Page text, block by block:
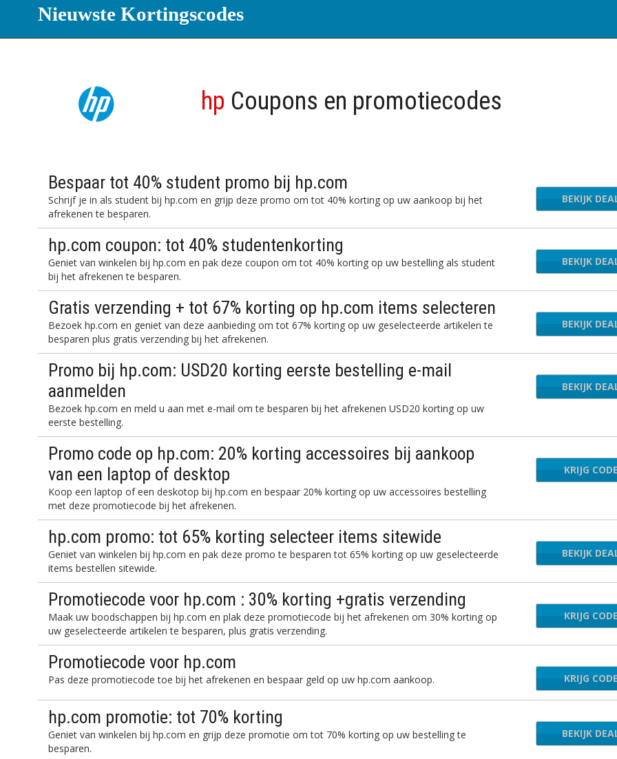
Nieuwste Kortingscodes
hp Coupons en promotiecodes
Bespaar tot 40% student promo bij hp.com
Schrijf je in als student bij hp.com en grijp deze promo om tot 40% korting op uw aankoop bij het
afrekenen te besparen.
BEKIJK
hp.com coupon: tot 40% studentenkorting
Geniet van winkelen bij hp.com en pak deze coupon om tot 40% korting op uw bestelling als student
bij het afrekenen te besparen.
BEKIJK
Gratis verzending + tot 67% korting op hp.com items selecteren
Bezoek hp.com en geniet van deze aanbieding om tot 67% korting op uw geselecteerde artikelen te
besparen plus gratis verzending bij het afrekenen.
BEKIJK
Promo bij hp.com: USD20 korting eerste bestelling e-mail
aanmelden
Bezoek hp.com en meld u aan met e-mail om te besparen bij het afrekenen USD20 korting op uw
eerste bestelling.
BEKIJK
Promo code op hp.com: 20% korting accessoires bij aankoop
van een laptop of desktop
Koop een laptop of een deskotop bij hp.com en bespaar 20% korting op uw accessoires bestelling
met deze promotiecode bij het afrekenen.
KRIJG CODE
hp.com promo: tot 65% korting selecteer items sitewide
Geniet van winkelen bij hp.com en pak deze promo te besparen tot 65% korting op uw geselecteerde
items bestellen sitewide.
BEKIJK
Promotiecode voor hp.com : 30% korting +gratis verzending
Maak uw boodschappen bij hp.com en plak deze promotiecode bij het afrekenen om 30% korting op
uw geselecteerde artikelen te besparen, plus gratis verzending.
KRIJG CODE
Promotiecode voor hp.com
Pas deze promotiecode toe bij het afrekenen en bespaar geld op uw hp.com aankoop. KRIJG CODE
hp.com promotie: tot 70% korting
Geniet van winkelen bij hp.com en grijp deze promotie om tot 70% korting op uw bestelling te
besparen.
BEKIJK